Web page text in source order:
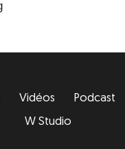
Vidéos
Podcast
W Studio